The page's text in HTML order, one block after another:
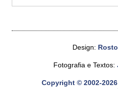
Design:
Fotografia e Textos:
Copyright © 2002-